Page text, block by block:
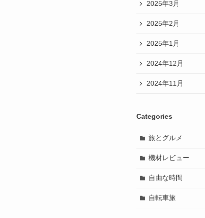
2025年3月
2025年2月
2025年1月
2024年12月
2024年11月
Categories
旅とグルメ
機材レビュー
自由な時間
自転車旅